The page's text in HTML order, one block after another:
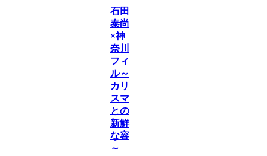
石田
泰尚
×神
奈川
フィ
ル～
カリ
スマ
との
新鮮
な容
～